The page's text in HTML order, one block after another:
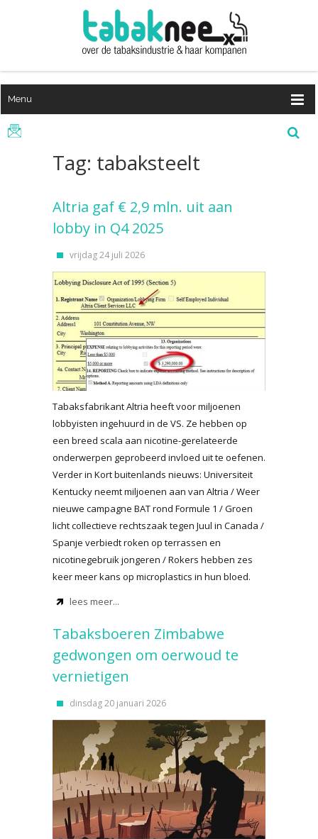
Menu
Tag: tabaksteelt
Altria gaf € 2,9 mln. uit aan
lobby in Q4 2025
vrijdag 24 juli 2026
Tabaksfabrikant Altria heeft voor miljoenen
lobbyisten ingehuurd in de VS. Ze hebben op
een breed scala aan nicotine-gerelateerde
onderwerpen geprobeerd invloed uit te oefenen.
Verder in Kort buitenlands nieuws: Universiteit
Kentucky neemt miljoenen aan van Altria / Weer
nieuwe campagne BAT rond Formule 1 / Groen
licht collectieve rechtszaak tegen Juul in Canada /
Spanje verbiedt roken op terrassen en
nicotinegebruik jongeren / Rokers hebben zes
keer meer kans op microplastics in hun bloed.
lees meer...
Tabaksboeren Zimbabwe
gedwongen om oerwoud te
vernietigen
dinsdag 20 januari 2026